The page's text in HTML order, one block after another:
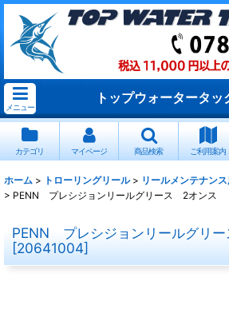
メニュー
トップウォータータッ
カテゴリ マイページ 商品検索 ご利用案内
ホーム > トローリングリール > リールメンテナン
> PENN プレシジョンリールグリース 2オンス
PENN プレシジョンリールグリ
[20641004]